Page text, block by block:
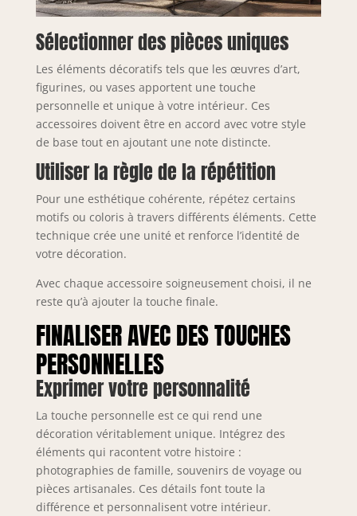
Sélectionner des pièces uniques
Les éléments décoratifs tels que les œuvres d’art,
figurines, ou vases apportent une touche
personnelle et unique à votre intérieur. Ces
accessoires doivent être en accord avec votre style
de base tout en ajoutant une note distincte.
Utiliser la règle de la répétition
Pour une esthétique cohérente, répétez certains
motifs ou coloris à travers différents éléments. Cette
technique crée une unité et renforce l’identité de
votre décoration.
Avec chaque accessoire soigneusement choisi, il ne
reste qu’à ajouter la touche finale.
FINALISER AVEC DES TOUCHES
PERSONNELLES
Exprimer votre personnalité
La touche personnelle est ce qui rend une
décoration véritablement unique. Intégrez des
éléments qui racontent votre histoire :
photographies de famille, souvenirs de voyage ou
pièces artisanales. Ces détails font toute la
différence et personnalisent votre intérieur.